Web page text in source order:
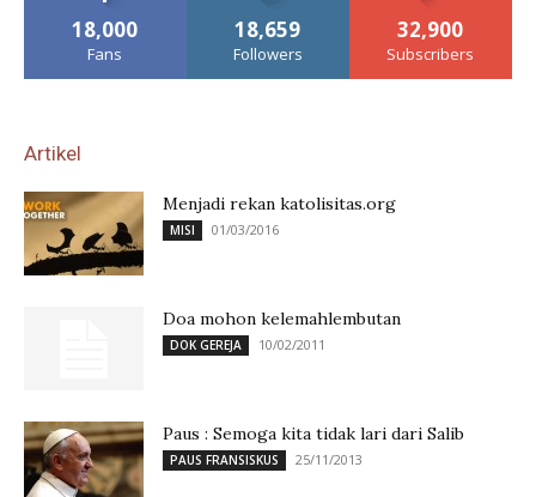
18,000
Fans
18,659
Followers
32,900
Subscribers
Artikel
Menjadi rekan katolisitas.org
MISI 01/03/2016
Doa mohon kelemahlembutan
DOK GEREJA 10/02/2011
Paus : Semoga kita tidak lari dari Salib
PAUS FRANSISKUS 25/11/2013